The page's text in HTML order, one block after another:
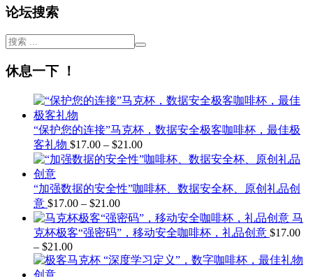
论坛搜索
休息一下 ！
“保护您的连接”马克杯，数据安全极客咖啡杯，最佳极
客礼物 $17.00 – $21.00价
格
围：
至
$21.00
“加强数据的安全性”咖啡杯、数据安全杯、原创礼品创
意 $17.00 – $21.00价
格
范
$17.00
马
克杯极客“强密码”，移动安全咖啡杯，礼品创意 $17.00
– $21.00价
格